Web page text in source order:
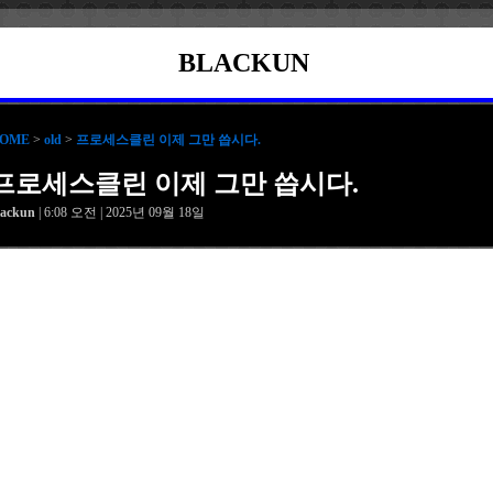
BLACKUN
> old > 프로세스클린 이제 그만 씁시다.
로세스클린 이제 그만 씁시다.
| 6:08 오전 | 2025년 09월 18일